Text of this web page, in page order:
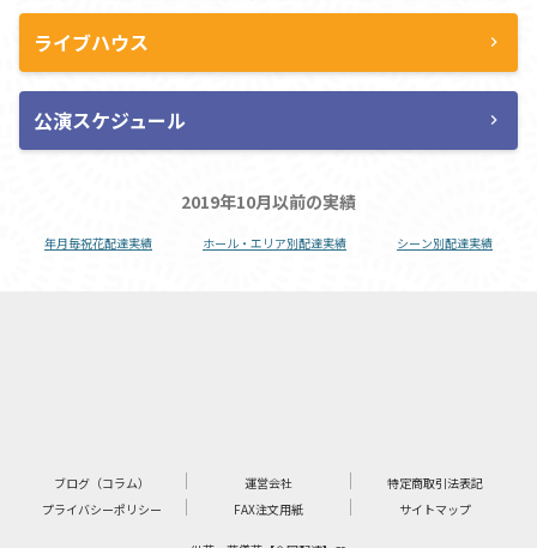
ライブハウス chevron_right
公演スケジュール chevron_right
2019年10月以前の実績
年月毎祝花配達実績 ホール・エリア別配達実績 シーン別配達実績
ブログ（コラム） 運営会社
特定商取引法表記
プライバシーポリシー
FAX注文用紙 サイトマップ